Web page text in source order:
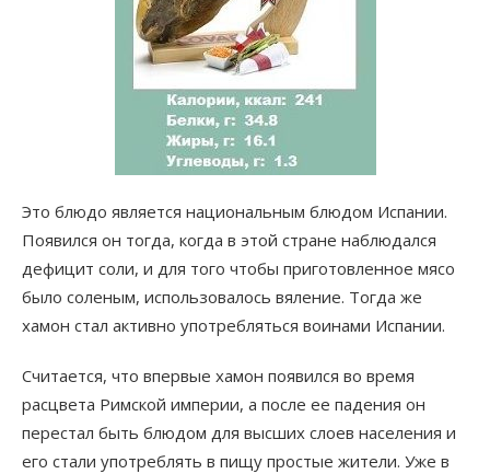
Это блюдо является национальным блюдом Испании.
Появился он тогда, когда в этой стране наблюдался
дефицит соли, и для того чтобы приготовленное мясо
было соленым, использовалось вяление. Тогда же
хамон стал активно употребляться воинами Испании.
Считается, что впервые хамон появился во время
расцвета Римской империи, а после ее падения он
перестал быть блюдом для высших слоев населения и
его стали употреблять в пищу простые жители. Уже в